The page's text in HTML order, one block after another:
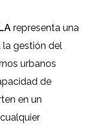
representa una
la gestión del
urbanos
de
en un